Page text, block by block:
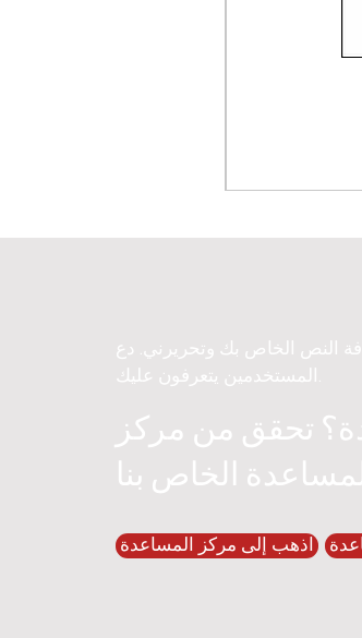
النص الخاص بك وتحريرني. دع
المستخدمين يتعرفون عليك.
تحقق من مركز
الخاص بنا
اذهب إلى مركز المساعدة